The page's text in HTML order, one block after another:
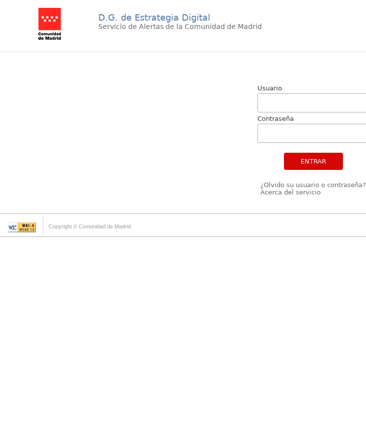
D.G. de Estrategia Digital
Servicio de Alertas de la Comunidad de Madrid
Usuario
Contraseña
ENTRAR
¿Olvido su usuario o contraseña?
Acerca del servicio
Copyright © Comunidad de Madrid.